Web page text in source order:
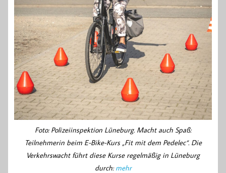
Foto: Polizeiinspektion Lüneburg. Macht auch Spaß:
Teilnehmerin beim E-Bike-Kurs „Fit mit dem Pedelec“. Die
Verkehrswacht führt diese Kurse regelmäßig in Lüneburg
durch:mehr